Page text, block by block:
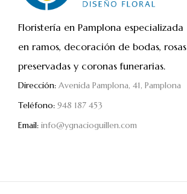
Floristería en Pamplona especializada
en ramos, decoración de bodas, rosas
preservadas y coronas funerarias.
Dirección: Avenida Pamplona, 41, Pamplona
Teléfono: 948 187 453
Email: info@ygnacioguillen.com